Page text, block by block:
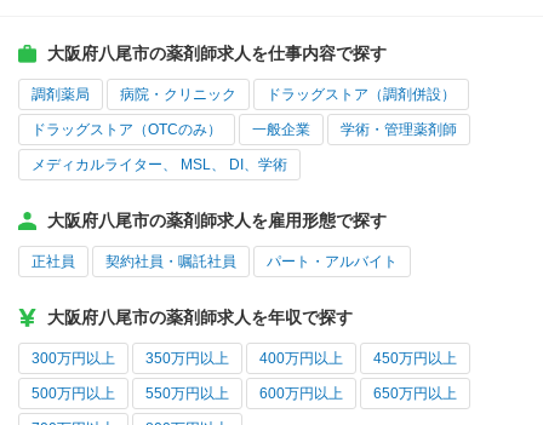
大阪府八尾市の薬剤師求人を仕事内容で探す
調剤薬局 病院・クリニック ドラッグストア（調剤併設）
ドラッグストア（OTCのみ） 一般企業 学術・管理薬剤師
メディカルライター、 MSL、 DI、学術
大阪府八尾市の薬剤師求人を雇用形態で探す
正社員 契約社員・嘱託社員 パート・アルバイト
大阪府八尾市の薬剤師求人を年収で探す
300万円以上 350万円以上 400万円以上 450万円以上
500万円以上 550万円以上 600万円以上 650万円以上